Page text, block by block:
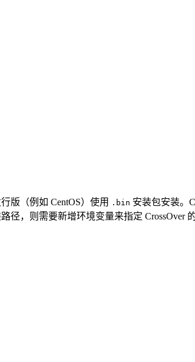
版（例如 CentOS）使用 .bin 安装包安装。
径，则需要新增环境变量来指定 CrossOver